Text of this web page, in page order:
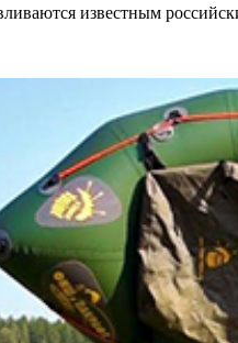
известным